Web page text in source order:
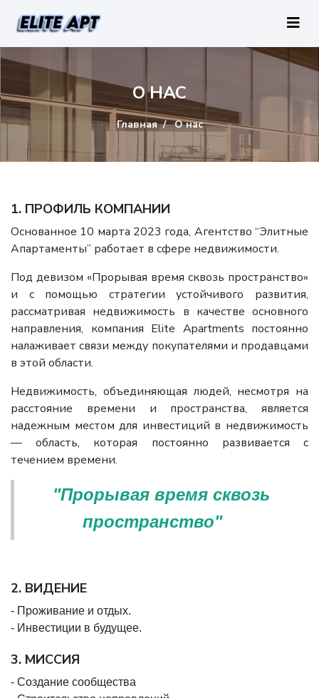
О НАС
Главная О нас
1. ПРОФИЛЬ КОМПАНИИ
Основанное 10 марта 2023 года, Агентство “Элитные
Апартаменты” работает в сфере недвижимости.
Под девизом «Прорывая время сквозь пространство»
и с помощью стратегии устойчивого развития,
рассматривая недвижимость в качестве основного
направления, компания Elite Apartments постоянно
налаживает связи между покупателями и продавцами
в этой области.
Недвижимость, объединяющая людей, несмотря на
расстояние времени и пространства, является
надежным местом для инвестиций в недвижимость
— область, которая постоянно развивается с
течением времени.
"Прорывая время сквозь
пространство"
2. ВИДЕНИЕ
- Проживание и отдых.
- Инвестиции в будущее.
3. МИССИЯ
- Создание сообщества